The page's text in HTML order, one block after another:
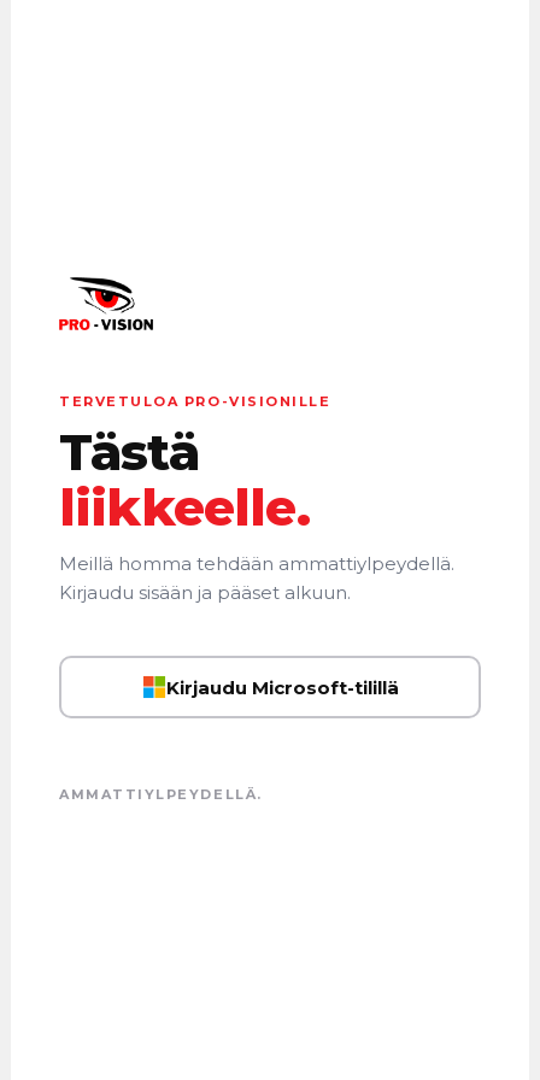
TERVETULOA PRO-VISIONILLE
Tästä
liikkeelle.
Meillä homma tehdään ammattiylpeydellä.
Kirjaudu sisään ja pääset alkuun.
Kirjaudu Microsoft-tilillä
AMMATTIYLPEYDELLÄ.